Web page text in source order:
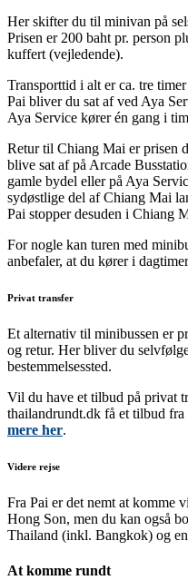
Her skifter du til minivan på
Prisen er 200 baht pr. person
kuffert (vejledende).
Transporttid i alt er ca. tre
Pai bliver du sat af ved Aya
Aya Service kører én gang i
Retur til Chiang Mai er prisen
blive sat af på Arcade
gamle bydel eller på Aya
sydøstlige del af Chiang Mai
Pai stopper desuden i Chiang
For nogle kan turen med
anbefaler, at du kører i
Privat transfer
Et alternativ til minibussen er
og retur. Her bliver du
bestemmelsessted.
Vil du have et tilbud på privat
thailandrundt.dk få et tilbud
mere her.
Videre rejse
Fra Pai er det nemt at komme
Hong Son, men du kan også
Thailand (inkl. Bangkok) og
At komme rundt